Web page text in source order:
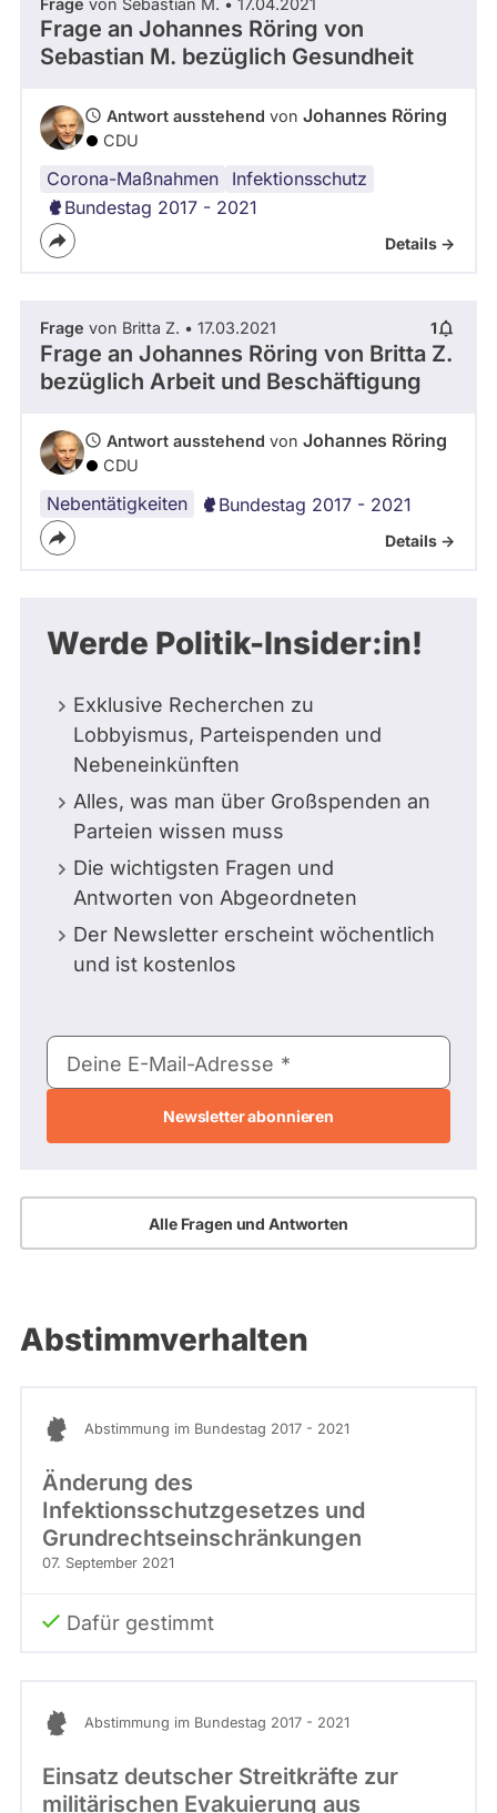
Frage von Sebastian M. • 17.04.2021
Frage an Johannes Röring von
Sebastian M. bezüglich Gesundheit
Antwort ausstehend von Johannes Röring
CDU
Corona-Maßnahmen
Infektionsschutz
Bundestag 2017 - 2021
Details ->
Frage von Britta Z. • 17.03.2021 1
Frage an Johannes Röring von Britta Z.
bezüglich Arbeit und Beschäftigung
Antwort ausstehend von Johannes Röring
CDU
Nebentätigkeiten Bundestag 2017 - 2021
Details ->
Werde Politik-Insider:in!
Exklusive Recherchen zu
Lobbyismus, Parteispenden und
Nebeneinkünften
Alles, was man über Großspenden an
Parteien wissen muss
Die wichtigsten Fragen und
Antworten von Abgeordneten
Der Newsletter erscheint wöchentlich
und ist kostenlos
E-
Mail-
Deine E-Mail-Adresse
Alle Fragen und Antworten
Abstimmverhalten
Abstimmung im Bundestag 2017 - 2021
Änderung des
Infektionsschutzgesetzes und
Grundrechtseinschränkungen
07. September 2021
Dafür gestimmt
Abstimmung im Bundestag 2017 - 2021
Einsatz deutscher Streitkräfte zur
militärischen Evakuierung aus